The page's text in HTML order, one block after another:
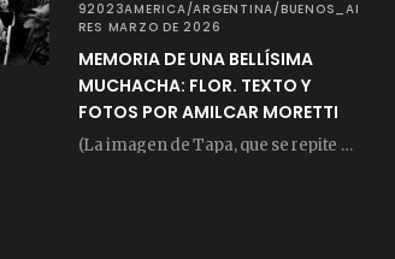
92023AMERICA/ARGENTINA/BUENOS_AI
RES MARZO DE 2026
MEMORIA DE UNA BELLÍSIMA
MUCHACHA: FLOR. TEXTO Y
FOTOS POR AMILCAR MORETTI
(La imagen de Tapa, que se repite arriba, fue compuesta por Amilcar Moretti el viernes…